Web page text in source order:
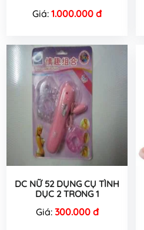
Giá: 1.000.000 đ
DC NỮ 52 DỤNG CỤ TÌNH
DỤC 2 TRONG 1
Giá: 300.000 đ